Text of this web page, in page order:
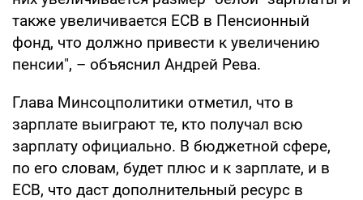
также увеличивается ЕСВ в Пенсионный
фонд, что должно привести к увеличению
пенсии", – объяснил Андрей Рева.
Глава Минсоцполитики отметил, что в
зарплате выиграют те, кто получал всю
зарплату официально. В бюджетной сфере,
по его словам, будет плюс и к зарплате, и в
ЕСВ, что даст дополнительный ресурс в